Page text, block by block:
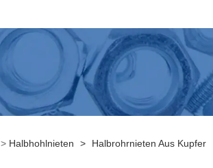
> Halbhohlnieten > Halbrohrnieten Aus Kupfer